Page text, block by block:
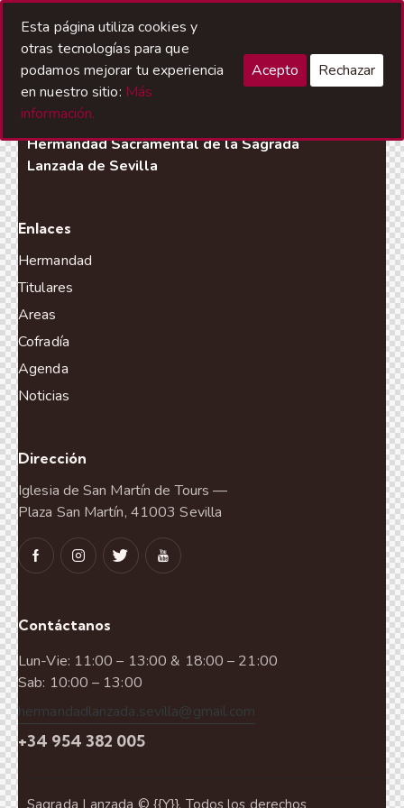
Hermandad Sacramental de la Sagrada
Lanzada de Sevilla
Enlaces
Hermandad
Titulares
Areas
Cofradía
Agenda
Noticias
Dirección
Iglesia de San Martín de Tours —
Plaza San Martín, 41003 Sevilla
Contáctanos
Lun-Vie: 11:00 – 13:00 & 18:00 – 21:00
Sab: 10:00 – 13:00
hermandadlanzada.sevilla@gmail.com
+34 954 382 005
Sagrada Lanzada © {{Y}}. Todos los derechos
Esta página utiliza cookies y
otras tecnologías para que
podamos mejorar tu experiencia
en nuestro sitio: Más
información.
Acepto Rechazar